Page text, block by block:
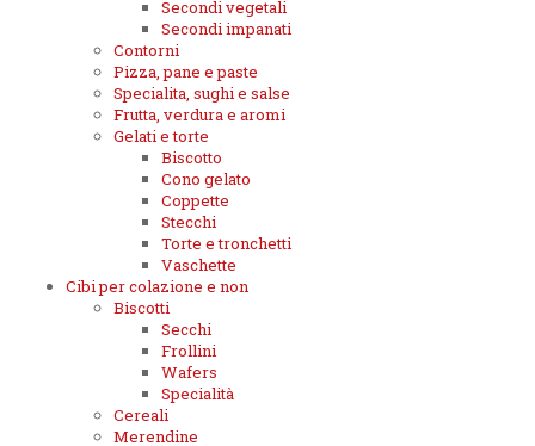
Secondi vegetali
Secondi impanati
Contorni
Pizza, pane e paste
Specialita, sughi e salse
Frutta, verdura e aromi
Gelati e torte
Biscotto
Cono gelato
Coppette
Stecchi
Torte e tronchetti
Vaschette
Cibi per colazione e non
Biscotti
Secchi
Frollini
Wafers
Specialità
Cereali
Merendine